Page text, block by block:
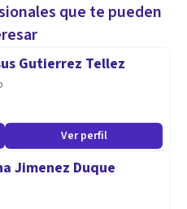
de edad, adultos y
que te pueden
Gutierrez Tellez
Ver perfil
Jimenez Duque